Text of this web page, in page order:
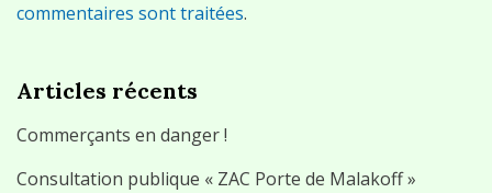
commentaires sont traitées.
Articles récents
Commerçants en danger !
Consultation publique « ZAC Porte de Malakoff »